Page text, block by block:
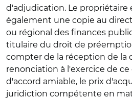
d'adjudication. Le propriétaire
également une copie au
ou régional des finances
titulaire du droit de
compter de la réception de la
renonciation à l'exercice de
d'accord amiable, le prix
juridiction compétente en